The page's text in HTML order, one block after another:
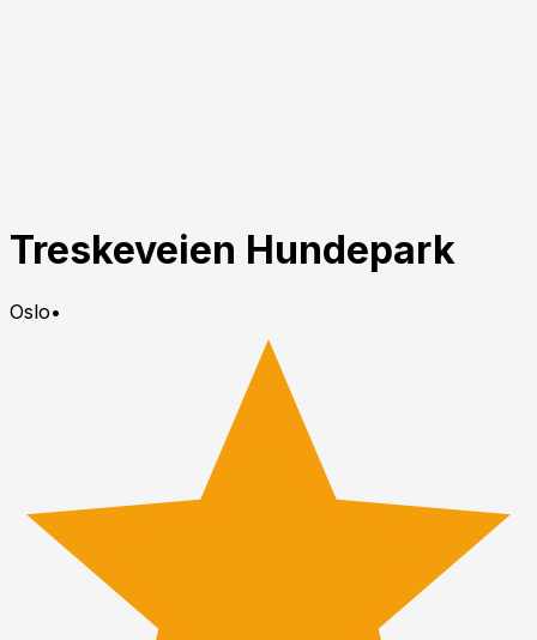
Treskeveien Hundepark
Oslo•